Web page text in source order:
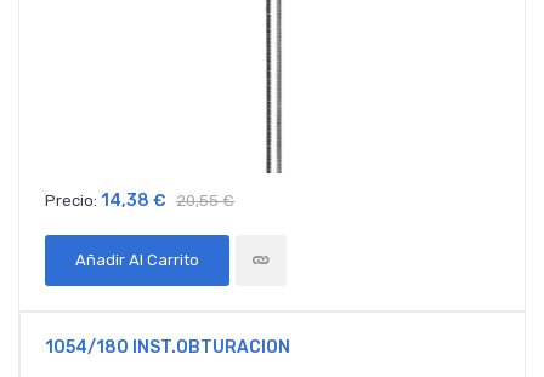
Precio: 14,38 € 20,55 €
Añadir Al Carrito
1054/180 INST.OBTURACION